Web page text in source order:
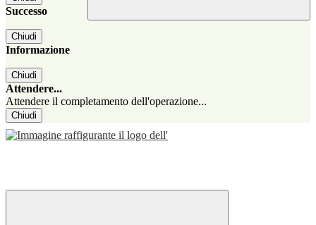
Successo
Chiudi
Informazione
Chiudi
Attendere...
Attendere il completamento dell'operazione...
Chiudi